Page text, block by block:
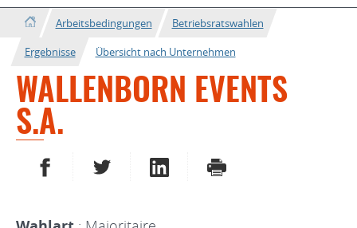
Arbeitsbedingungen
Betriebsratswahlen
Ergebnisse
Übersicht nach Unternehmen
WALLENBORN EVENTS
S.A.
AUF FACEBOOK TEILENAUF TWITTER TEILENAUF LINKEDIN TEILEN
DRUCKEN